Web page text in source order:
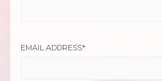
EMAIL ADDRESS*